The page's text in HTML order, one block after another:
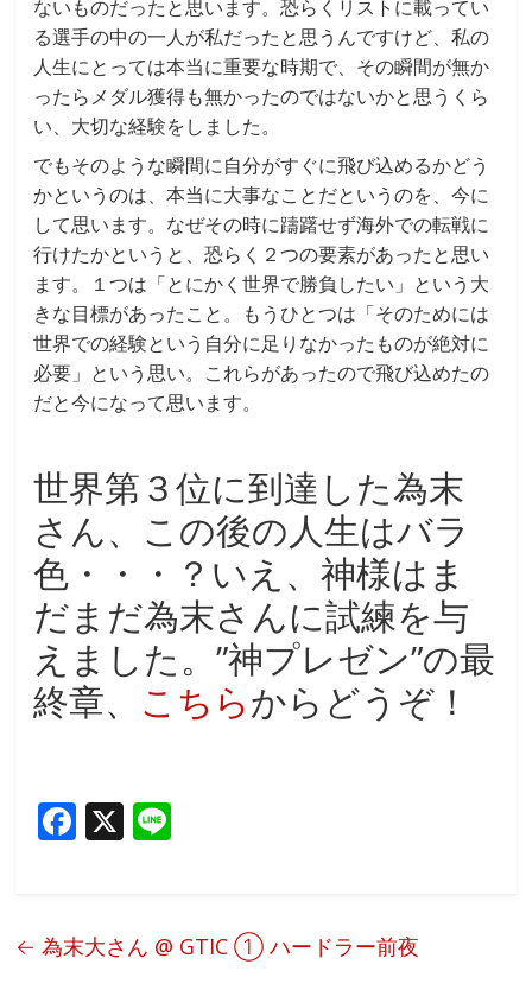
ないものだったと思います。恐らくリストに載ってい
る選手の中の一人が私だったと思うんですけど、私の
人生にとっては本当に重要な時期で、その瞬間が無か
ったらメダル獲得も無かったのではないかと思うくら
い、大切な経験をしました。
でもそのような瞬間に自分がすぐに飛び込めるかどう
かというのは、本当に大事なことだというのを、今に
して思います。なぜその時に躊躇せず海外での転戦に
行けたかというと、恐らく２つの要素があったと思い
ます。１つは「とにかく世界で勝負したい」という大
きな目標があったこと。もうひとつは「そのためには
世界での経験という自分に足りなかったものが絶対に
必要」という思い。これらがあったので飛び込めたの
だと今になって思います。
世界第３位に到達した為末
さん、この後の人生はバラ
色・・・？いえ、神様はま
だまだ為末さんに試練を与
えました。”神プレゼン”の最
終章、 こちらからどうぞ！
F
ac
b
o
X
← 為末大さん @ GTIC ① ハードラー前夜